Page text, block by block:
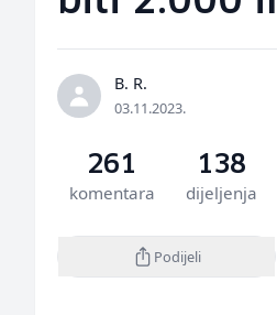
B. R.
03.11.2023.
261
komentara
138
dijeljenja
Podijeli